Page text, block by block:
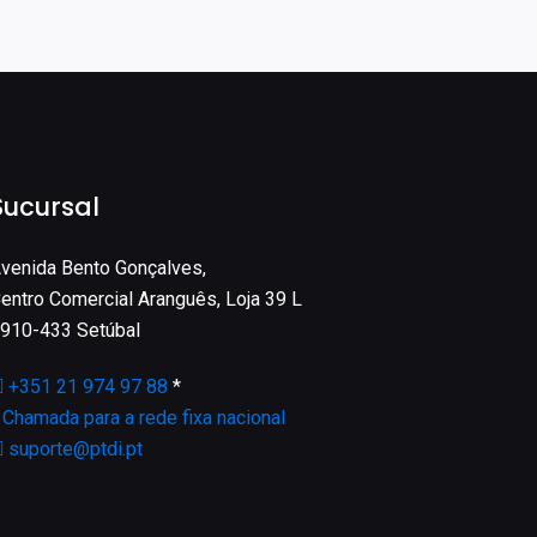
Bento Gonçalves,
Comercial Aranguês, Loja 39 L
433 Setúbal
+351 21 974 97 88 *
Chamada para a rede fixa nacional
suporte@ptdi.pt